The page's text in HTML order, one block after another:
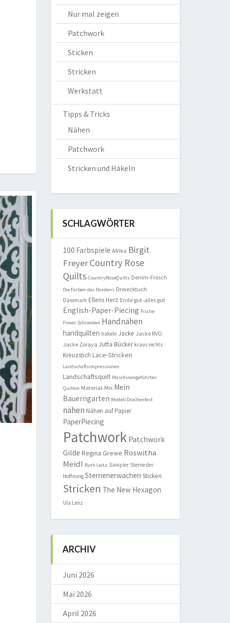
Nur mal zeigen
Patchwork
Sticken
Stricken
Werkstatt
Tipps & Tricks
Nähen
Patchwork
Stricken und Häkeln
SCHLAGWÖRTER
100 Farbspiele Afrika Birgit
FreyerCountry Rose
Quilts CountryRoseQuilts Denim-Frosch
Die Farben des Nordens Dreiecktuch
Dänemark Ellens Herz Ende gut-alles gut
English-Paper-Piecing Fische
Freies Schneiden Handnähen
handquilten häkeln Jacke Jacke RVO
Jacke Zoraya Jutta Bücker kraus rechts
Kreuzstich Lace-Stricken
Landschaftsimpressionen
Landschaftsquilt Maschinengeführtes
Quilten Material-Mix Mein
Bauerngarten Modell Drachenfest
nähen Nähen auf Papier
PaperPiecing
Patchwork Patchwork
Gilde Regina Grewe Roswitha
Meidl Ruth Leitz Sampler Sterne der
Hoffnung Sternenerwachen Sticken
Stricken The New Hexagon
Ula Lenz
ARCHIV
Juni 2026
Mai 2026
April 2026